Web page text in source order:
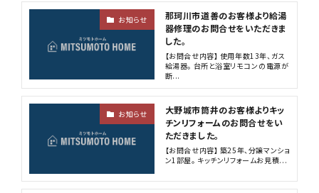
お知らせ
那珂川市道善のお客様より給湯
器修理のお問合せをいただきま
した。
【お問合せ内容】 使用年数13年、ガス
給湯器。 台所と浴室リモコンの電源が
断...
お知らせ
大野城市筒井のお客様よりキッ
チンリフォームのお問合せをい
ただきました。
【お問合せ内容】 築25年、分譲マンショ
ン1部屋。 キッチンリフォームお見積...